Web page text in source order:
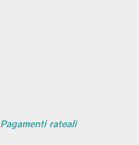
Pagamenti rateali